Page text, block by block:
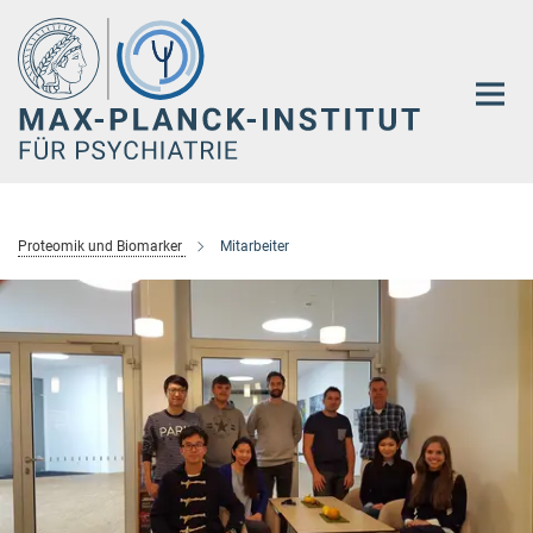
Hauptinhalt
Proteomik und Biomarker Mitarbeiter